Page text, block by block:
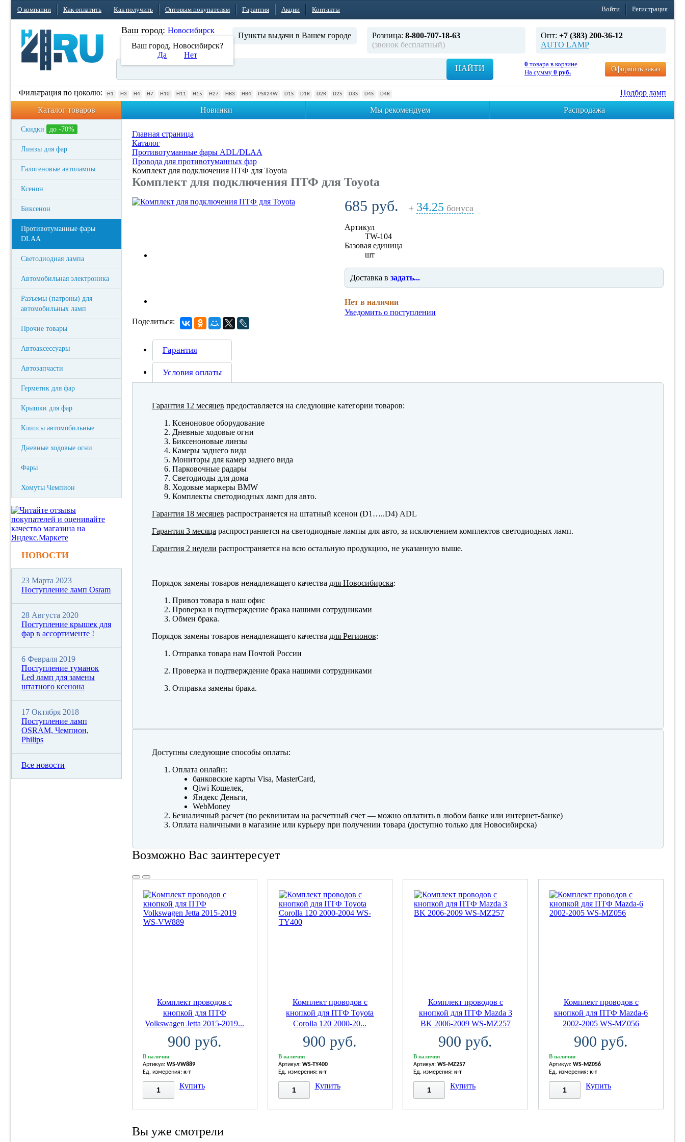
О компании Как оплатить Как получить Оптовым покупателям Гарантия Акции Контакты Войти Регистрация
Ваш город: Новосибирск
Ваш город, Новосибирск?
Да
Нет
Пункты выдачи в Вашем городе Розница: 8-800-707-18-63
(звонок бесплатный)
Опт: +7 (383) 200-36-12
AUTO LAMP
НАЙТИ 0 товара в корзине
На сумму 0 руб. Оформить заказ
Фильтрация по цоколю: H1 H3 H4 H7 H10 H11 H15 H27 HB3 HB4 PSX24W D1S D1R D2R D2S D3S D4S D4R
Подбор ламп
Каталог товаров
Новинки Мы рекомендуем Распродажа
Скидки до -70%
Линзы для фар
Галогеновые автолампы
Ксенон
Биксенон
Противотуманные фары
DLAA
Светодиодная лампа
Автомобильная электроника
Разъемы (патроны) для
автомобильных ламп
Прочие товары
Автоаксессуары
Автозапчасти
Герметик для фар
Крышки для фар
Клипсы автомобильные
Дневные ходовые огни
Фары
Хомуты Чемпион
Главная страница
Каталог
Противотуманные фары ADL/DLAA
Провода для противотуманных фар
Комплект для подключения ПТФ для Toyota
Комплект для подключения ПТФ для Toyota
685 руб. + 34.25 бонуса
Артикул
TW-104
Базовая единица
шт
Доставка в задать...
Нет в наличии
Уведомить о поступлении
Поделиться:
Гарантия
Условия оплаты
Гарантия 12 месяцев предоставляется на следующие категории товаров:
Ксеноновое оборудование
Дневные ходовые огни
Биксеноновые линзы
Камеры заднего вида
Мониторы для камер заднего вида
Парковочные радары
Светодиоды для дома
Ходовые маркеры BMW
Комплекты светодиодных ламп для авто.
Гарантия 18 месяцев распространяется на штатный ксенон (D1…..D4) ADL
Гарантия 3 месяца распространяется на светодиодные лампы для авто, за исключением комплектов светодиодных ламп.
Гарантия 2 недели распространяется на всю остальную продукцию, не указанную выше.
Порядок замены товаров ненадлежащего качества для Новосибирска:
Привоз товара в наш офис
Проверка и подтверждение брака нашими сотрудниками
Обмен брака.
Порядок замены товаров ненадлежащего качества для Регионов:
Отправка товара нам Почтой России
Проверка и подтверждение брака нашими сотрудниками
Отправка замены брака.
Доступны следующие способы оплаты:
Оплата онлайн:
банковские карты Visa, MasterCard,
Qiwi Кошелек,
Яндекс Деньги,
WebMoney
Безналичный расчет (по реквизитам на расчетный счет — можно оплатить в любом банке или интернет-банке)
Оплата наличными в магазине или курьеру при получении товара (доступно только для Новосибирска)
Возможно Вас заинтересует
Комплект проводов с
кнопкой для ПТФ
Volkswagen Jetta 2015-2019...
900 руб.
В наличии
Артикул: WS-VW889
Ед. измерения: к-т
Купить
Комплект проводов с
кнопкой для ПТФ Toyota
Corolla 120 2000-20...
900 руб.
В наличии
Артикул: WS-TY400
Ед. измерения: к-т
Купить
Комплект проводов с
кнопкой для ПТФ Mazda 3
BK 2006-2009 WS-MZ257
900 руб.
В наличии
Артикул:WS-MZ257
Ед. измерения:к-т
Купить
Комплект проводов с
кнопкой для ПТФ Mazda-6
2002-2005 WS-MZ056
900 руб.
В наличии
Артикул:WS-MZ056
Ед. измерения:к-т
Купить
Вы уже смотрели
НОВОСТИ
23 Марта 2023
Поступление ламп Osram
28 Августа 2020
Поступление крышек для
фар в ассортименте !
6 Февраля 2019
Поступление туманок
Led ламп для замены
штатного ксенона
17 Октября 2018
Поступление ламп
OSRAM, Чемпион,
Philips
Все новости